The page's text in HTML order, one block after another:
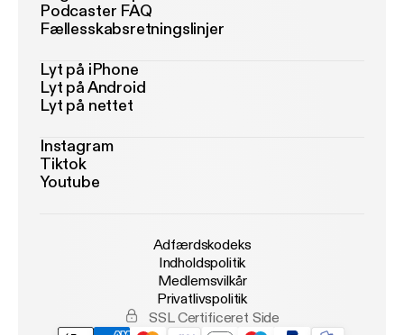
Podcaster FAQ
Fællesskabsretningslinjer
Lyt på iPhone
Lyt på Android
Lyt på nettet
Instagram
Tiktok
Youtube
Adfærdskodeks
Indholdspolitik
Medlemsvilkår
Privatlivspolitik
SSL Certificeret Side